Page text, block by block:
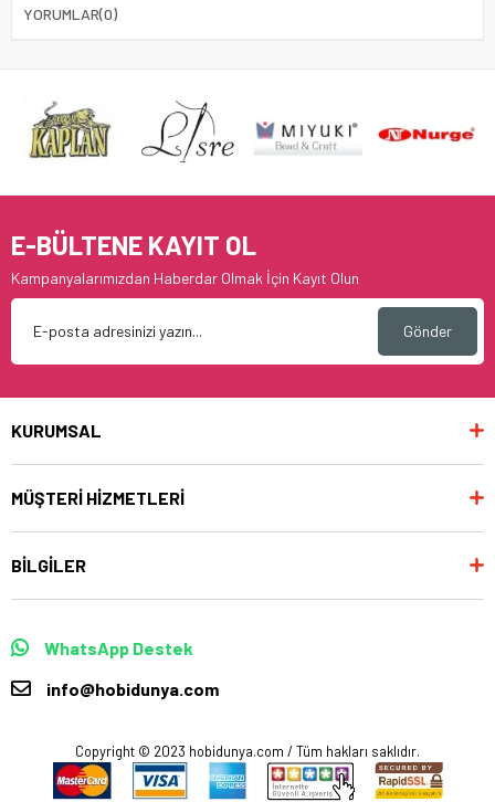
YORUMLAR(0)
E-BÜLTENE KAYIT OL
Kampanyalarımızdan Haberdar Olmak İçin Kayıt Olun
Gönder
KURUMSAL
MÜŞTERİ HİZMETLERİ
BİLGİLER
WhatsApp Destek
info@hobidunya.com
Copyright © 2023 hobidunya.com / Tüm hakları saklıdır.